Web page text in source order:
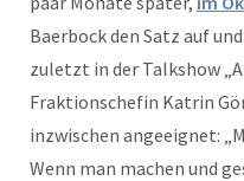
Baerbock den Satz auf
zuletzt in der Talkshow
Fraktionschefin Katrin
inzwischen angeeignet:
Wenn man machen und